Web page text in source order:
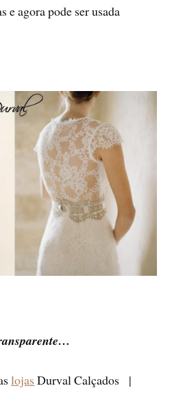
e agora pode ser usada
lojas Durval Calçados |